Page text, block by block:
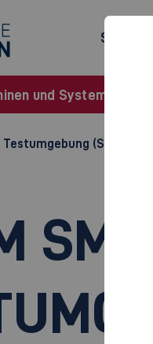
und Systeme
(SFT)